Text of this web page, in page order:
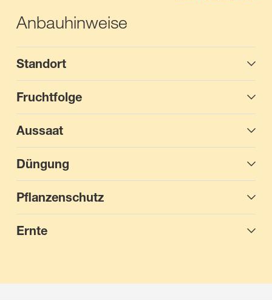
Anbauhinweise
Standort
Fruchtfolge
Aussaat
Düngung
Pflanzenschutz
Ernte